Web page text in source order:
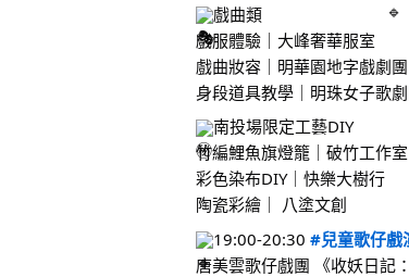
戲曲類
戲服體驗｜大峰奢華服室
戲曲妝容｜明華園地字戲劇團
身段道具教學｜明珠女子歌
南投場限定工藝DIY
竹編鯉魚旗燈籠｜破竹工作室
彩色染布DIY｜快樂大樹行
陶瓷彩繪｜ 八塗文創
19:00-20:30 #兒童歌仔戲
唐美雲歌仔戲團 《收妖日記